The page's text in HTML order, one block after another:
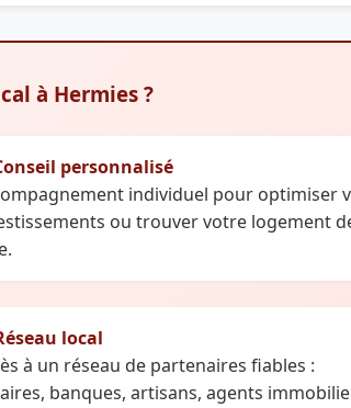
à Hermies ?
personnalisé
individuel pour optimiser
ou trouver votre logement
local
à un réseau de partenaires fiables :
banques, artisans, agents